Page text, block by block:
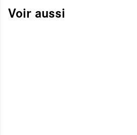
Voir aussi